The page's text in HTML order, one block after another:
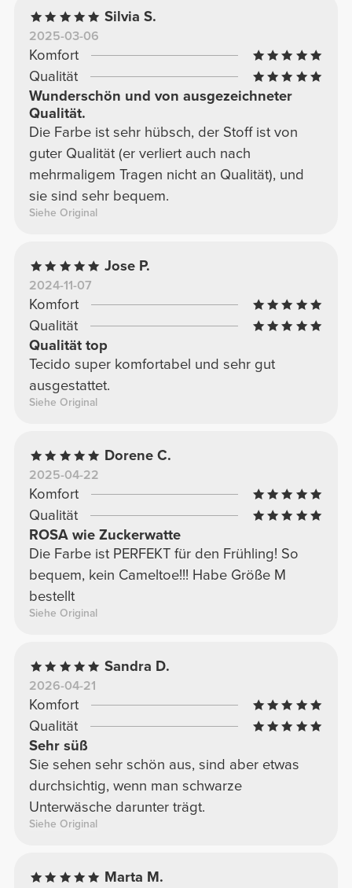
Silvia S.
2025-03-06
Komfort
Qualität
Wunderschön und von ausgezeichneter
Qualität.
Die Farbe ist sehr hübsch, der Stoff ist von
guter Qualität (er verliert auch nach
mehrmaligem Tragen nicht an Qualität), und
sie sind sehr bequem.
Siehe Original
Jose P.
2024-11-07
Komfort
Qualität
Qualität top
Tecido super komfortabel und sehr gut
ausgestattet.
Siehe Original
Dorene C.
2025-04-22
Komfort
Qualität
ROSA wie Zuckerwatte
Die Farbe ist PERFEKT für den Frühling! So
bequem, kein Cameltoe!!! Habe Größe M
bestellt
Siehe Original
Sandra D.
2026-04-21
Komfort
Qualität
Sehr süß
Sie sehen sehr schön aus, sind aber etwas
durchsichtig, wenn man schwarze
Unterwäsche darunter trägt.
Siehe Original
Marta M.